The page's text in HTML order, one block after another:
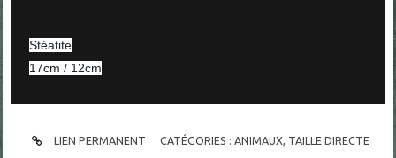
Stéatite
17cm / 12cm
LIEN PERMANENT CATÉGORIES : ANIMAUX, TAILLE DIRECTE